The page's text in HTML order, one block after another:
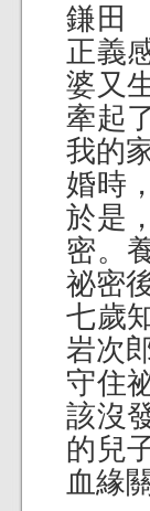
鎌田
正義
婆又
牽起
我的
婚時
於是
密。
祕密
七歲
岩次
守住
該沒
的兒
血緣